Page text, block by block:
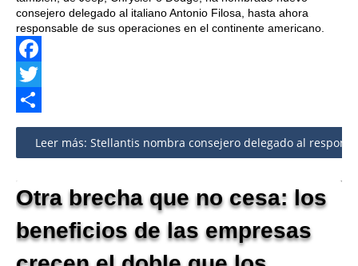
consejero delegado al italiano Antonio Filosa, hasta ahora
responsable de sus operaciones en el continente americano.
Facebook
Twitter
Share
Leer más: Stellantis nombra consejero delegado al
Otra brecha que no cesa: los
beneficios de las empresas